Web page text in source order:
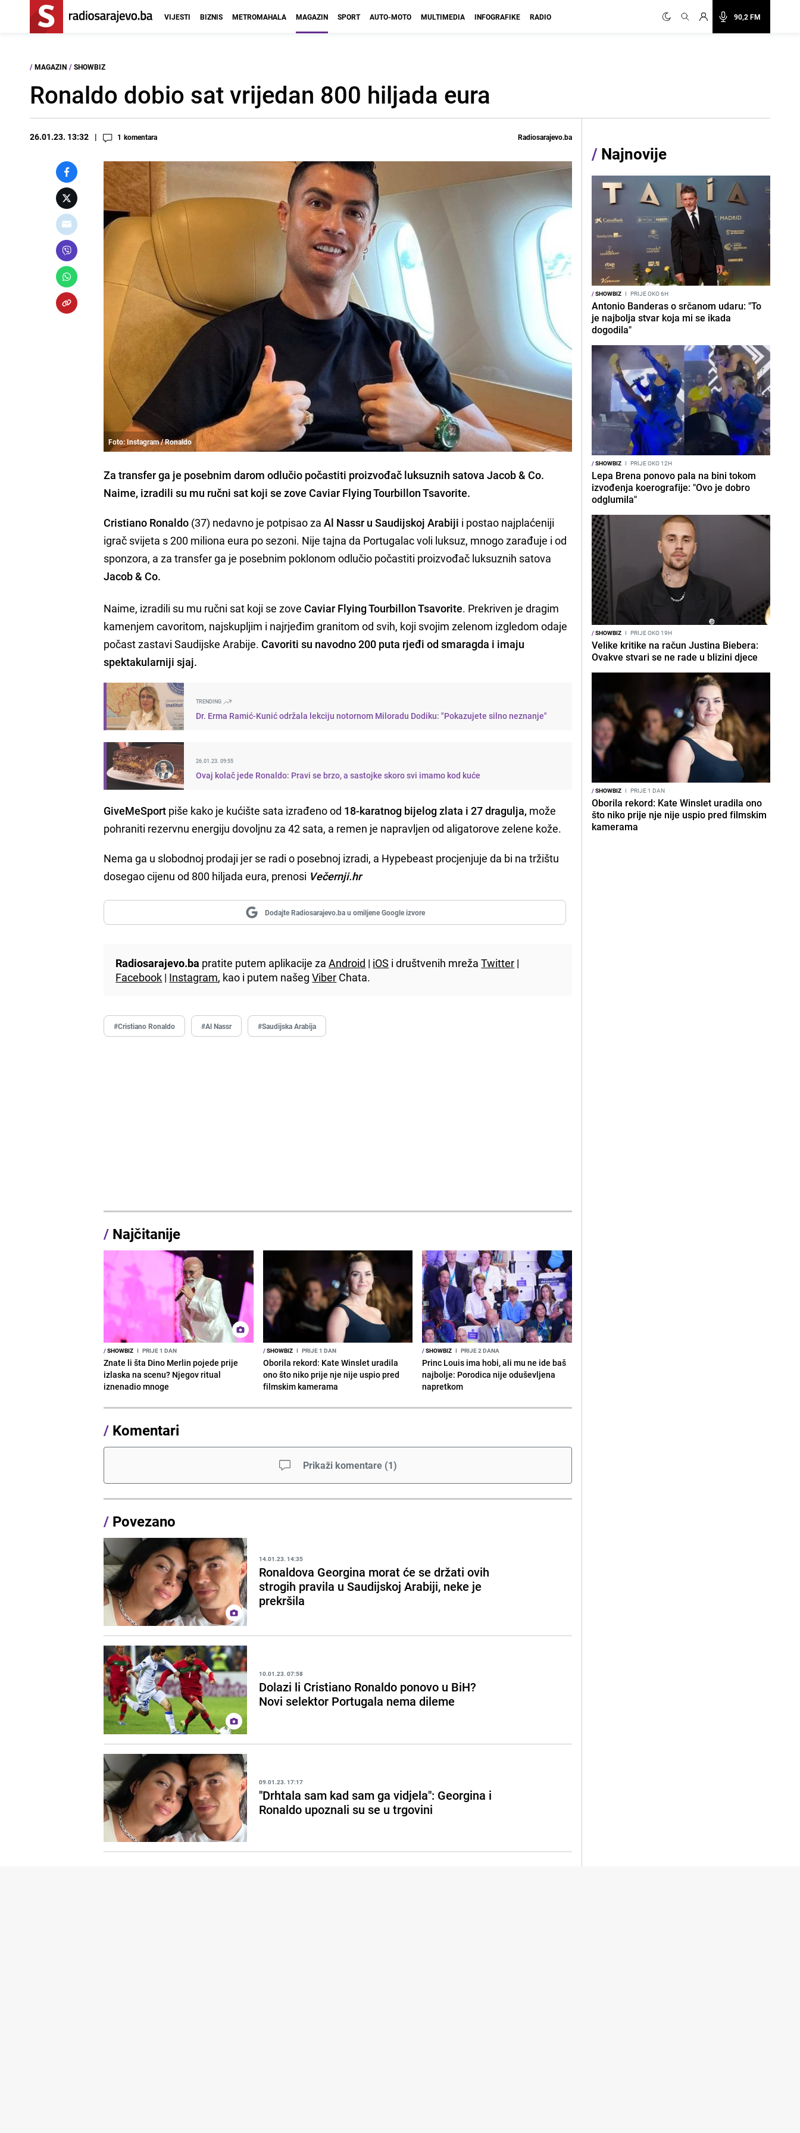
90,2 FM
VIJESTI BIZNIS METROMAHALA MAGAZIN SPORT AUTO-MOTO MULTIMEDIA INFOGRAFIKE RADIO
/ MAGAZIN / SHOWBIZ
Ronaldo dobio sat vrijedan 800 hiljada eura
26.01.23. 13:32 1 komentara Radiosarajevo.ba
Foto: Instagram / Ronaldo
Za transfer ga je posebnim darom odlučio počastiti proizvođač luksuznih satova Jacob & Co.
Naime, izradili su mu ručni sat koji se zove Caviar Flying Tourbillon Tsavorite.
Cristiano Ronaldo (37) nedavno je potpisao zaAl Nassr u Saudijskoj Arabiji i postao najplaćeniji
igrač svijeta s 200 miliona eura po sezoni. Nije tajna da Portugalac voli luksuz, mnogo zarađuje i od
sponzora, a za transfer ga je posebnim poklonom odlučio počastiti proizvođač luksuznih satova
Jacob & Co.
Naime, izradili su mu ručni sat koji se zoveCaviar Flying Tourbillon Tsavorite. Prekriven je dragim
kamenjem cavoritom, najskupljim i najrjeđim granitom od svih, koji svojim zelenom izgledom odaje
počast zastavi Saudijske Arabije.Cavoriti su navodno 200 puta rjeđi od smaragda i imaju
spektakularniji sjaj.
TRENDING
Dr. Erma Ramić-Kunić održala lekciju notornom Miloradu Dodiku: "Pokazujete silno neznanje"
26.01.23. 09:55
Ovaj kolač jede Ronaldo: Pravi se brzo, a sastojke skoro svi imamo kod kuće
GiveMeSport piše kako je kućište sata izrađeno od 18-karatnog bijelog zlata i 27 dragulja, može
pohraniti rezervnu energiju dovoljnu za 42 sata, a remen je napravljen od aligatorove zelene kože.
Nema ga u slobodnoj prodaji jer se radi o posebnoj izradi, a Hypebeast procjenjuje da bi na tržištu
dosegao cijenu od 800 hiljada eura, prenosi Večernji.hr
Dodajte Radiosarajevo.ba u omiljene Google izvore
Radiosarajevo.ba pratite putem aplikacije zaAndroid | iOS i društvenih mrežaTwitter |
Facebook | Instagram, kao i putem našegViber Chata.
#Cristiano Ronaldo #Al Nassr #Saudijska Arabija
/ Najčitanije
/SHOWBIZ I PRIJE 1 DAN
Znate li šta Dino Merlin pojede prije
izlaska na scenu? Njegov ritual
iznenadio mnoge
/SHOWBIZ I PRIJE 1 DAN
Oborila rekord: Kate Winslet uradila
ono što niko prije nje nije uspio pred
filmskim kamerama
/SHOWBIZ I PRIJE 2 DANA
Princ Louis ima hobi, ali mu ne ide baš
najbolje: Porodica nije oduševljena
napretkom
/ Komentari
Prikaži komentare (1)
/ Povezano
14.01.23. 14:35
Ronaldova Georgina morat će se držati ovih
strogih pravila u Saudijskoj Arabiji, neke je
prekršila
10.01.23. 07:58
Dolazi li Cristiano Ronaldo ponovo u BiH?
Novi selektor Portugala nema dileme
09.01.23. 17:17
"Drhtala sam kad sam ga vidjela": Georgina i
Ronaldo upoznali su se u trgovini
/ Najnovije
/SHOWBIZ I PRIJE OKO 6H
Antonio Banderas o srčanom udaru: "To
je najbolja stvar koja mi se ikada
dogodila"
/SHOWBIZ I PRIJE OKO 12H
Lepa Brena ponovo pala na bini tokom
izvođenja koerografije: "Ovo je dobro
odglumila"
/SHOWBIZ I PRIJE OKO 19H
Velike kritike na račun Justina Biebera:
Ovakve stvari se ne rade u blizini djece
/SHOWBIZ I PRIJE 1 DAN
Oborila rekord: Kate Winslet uradila ono
što niko prije nje nije uspio pred filmskim
kamerama